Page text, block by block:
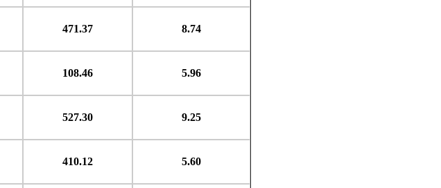
471.37 8.74
108.46 5.96
527.30 9.25
410.12 5.60